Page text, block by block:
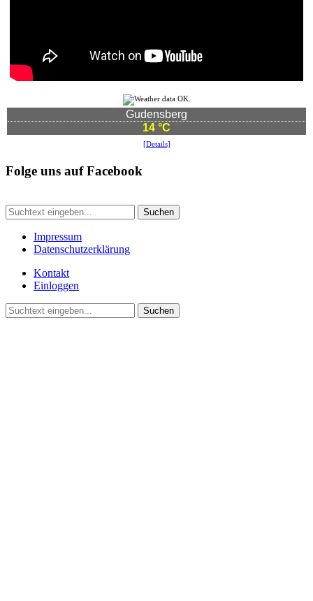
Gudensberg
14 °C
[Details]
Folge uns auf Facebook
Suchen
Impressum
Datenschutzerklärung
Kontakt
Einloggen
Suchen